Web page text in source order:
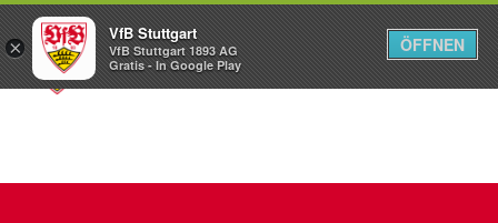
Menü
×
VfB Stuttgart
VfB Stuttgart 1893 AG
Gratis - In Google Play
ÖFFNEN